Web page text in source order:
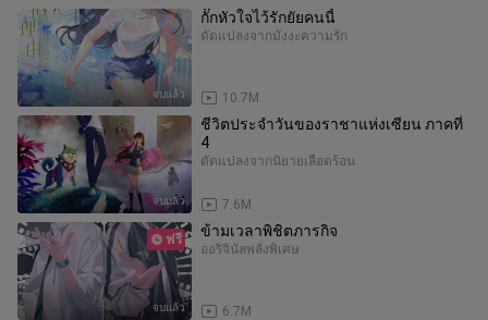
จบแล้ว
กั๊กหัวใจไว้รักยัยคนนี้
ดัดแปลงจากมังงะความรัก
10.7M
จบแล้ว
ชีวิตประจำวันของราชาแห่งเซียน ภาคที่
4
ดัดแปลงจากนิยายเลือดร้อน
7.6M
จบแล้ว
ฟรี ข้ามเวลาพิชิตภารกิจ
ออริจินัลพลังพิเศษ
6.7M